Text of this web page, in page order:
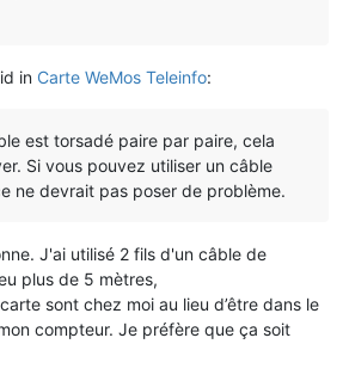
in Carte WeMos Teleinfo:
est torsadé paire par paire, cela
Si vous pouvez utiliser un câble
ne devrait pas poser de problème.
J'ai utilisé 2 fils d'un câble de
plus de 5 mètres,
sont chez moi au lieu d’être dans le
compteur. Je préfère que ça soit